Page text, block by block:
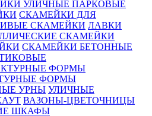
УЛИЧНЫЕ ПАРКОВЫЕ
СКАМЕЙКИ ДЛЯ
СКАМЕЙКИ ЛАВКИ
СКАМЕЙКИ
СКАМЕЙКИ БЕТОННЫЕ
ФОРМЫ
УРНЫ УЛИЧНЫЕ
ВАЗОНЫ-ЦВЕТОЧНИЦЫ